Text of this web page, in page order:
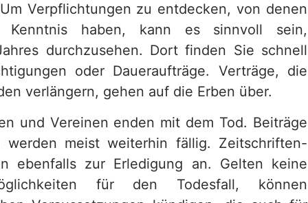
Um Verpflichtungen zu entdecken, von denen
Kenntnis haben, kann es sinnvoll sein,
durchzusehen. Dort finden Sie schnell
oder Daueraufträge. Verträge, die
verlängern, gehen auf die Erben über.
und Vereinen enden mit dem Tod. Beiträge
werden meist weiterhin fällig. Zeitschriften-
ebenfalls zur Erledigung an. Gelten keine
für den Todesfall, können